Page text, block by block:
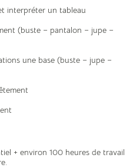
interpréter un tableau
(buste – pantalon – jupe –
une base (buste – jupe –
+ environ 100 heures de travail